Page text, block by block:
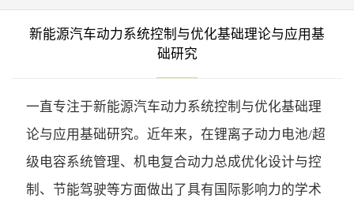
新能源汽车动力系统控制与优化基础理论与应用基
础研究
一直专注于新能源汽车动力系统控制与优化基础理
论与应用基础研究。近年来，在锂离子动力电池/超
级电容系统管理、机电复合动力总成优化设计与控
制、节能驾驶等方面做出了具有国际影响力的学术